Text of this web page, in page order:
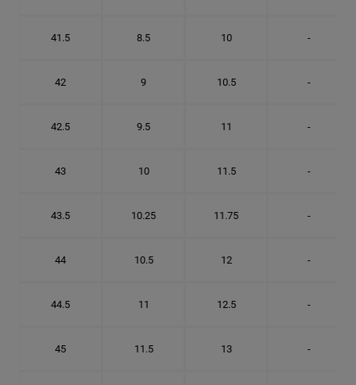
41.5 8.5 10 -
42 9 10.5 -
42.5 9.5 11 -
43 10 11.5 -
43.5 10.25 11.75 -
44 10.5 12 -
44.5 11 12.5 -
45 11.5 13 -